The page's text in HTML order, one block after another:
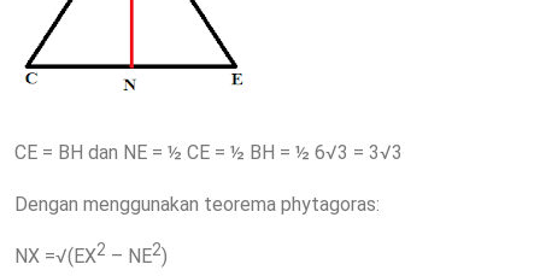
CE = BH dan NE = ½ CE = ½ BH = ½ 6√3 = 3√3
Dengan menggunakan teorema phytagoras:
NX =√(EX2 – NE2)